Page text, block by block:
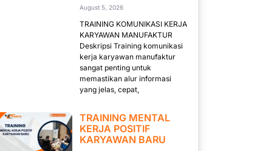
August 5, 2026
TRAINING KOMUNIKASI KERJA
KARYAWAN MANUFAKTUR
Deskripsi Training komunikasi
kerja karyawan manufaktur
sangat penting untuk
memastikan alur informasi
yang jelas, cepat,
TRAINING MENTAL
KERJA POSITIF
KARYAWAN BARU